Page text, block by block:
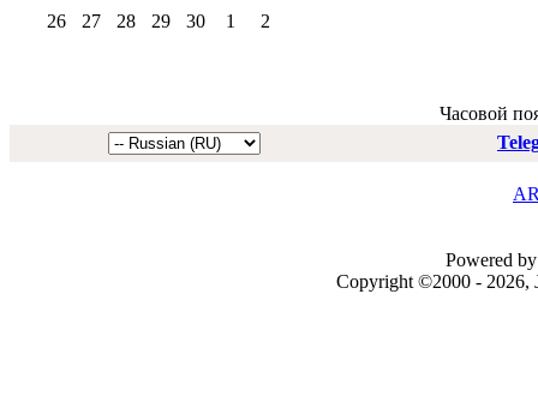
26
27 28 29 30 1 2
Часовой
Powered
Copyright ©2000 - 2026,